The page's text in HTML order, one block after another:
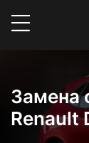
Замена
Renault